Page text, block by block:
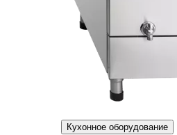
Кухонное оборудование